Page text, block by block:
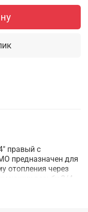
правый с
предназначен для
отопления через
резьбу 3/4
с правой резьбой.